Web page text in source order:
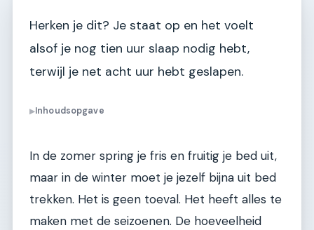
Herken je dit? Je staat op en het voelt
alsof je nog tien uur slaap nodig hebt,
terwijl je net acht uur hebt geslapen.
▶Inhoudsopgave
In de zomer spring je fris en fruitig je bed uit,
maar in de winter moet je jezelf bijna uit bed
trekken. Het is geen toeval. Het heeft alles te
maken met de seizoenen. De hoeveelheid